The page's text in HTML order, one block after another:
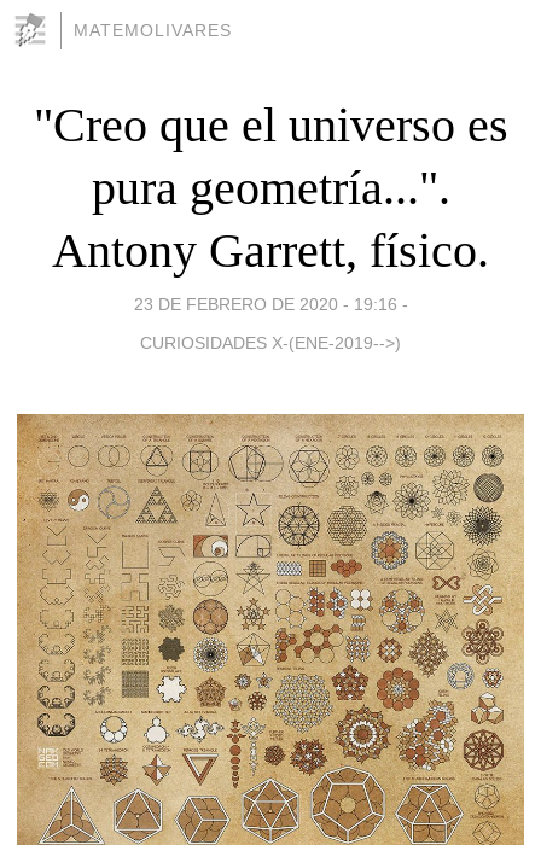
MATEMOLIVARES
"Creo que el universo es
pura geometría...".
Antony Garrett, físico.
23 DE FEBRERO DE 2020 - 19:16 -
CURIOSIDADES X-(ENE-2019-->)